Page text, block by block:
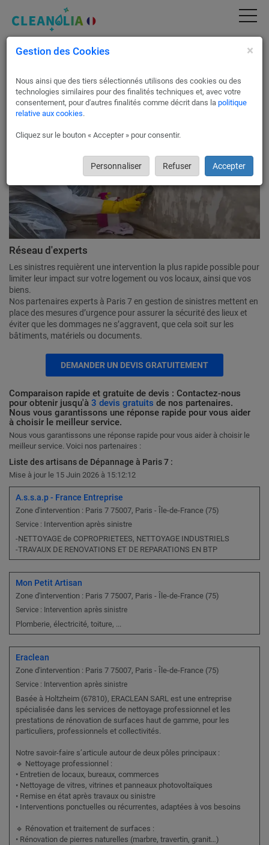
Intervention après sinistre à Paris 7 75007
Vous venez de subir un sinistre ?
Contactez Cleanolia France pour une intervention rapide.
Réseau d'experts
Les sinistres requièrent une intervention la plus rapide possible pour
limiter leur impact sur votre logement ou vos locaux, ainsi que vos
biens.
Nos partenaires experts à Paris 7 en gestion de sinistres mettent en
place des mesures d’urgence pour assurer la sécurité des lieux et
éviter que les dommages ne s’aggravent, que cela soit sur les
bâtiments, matériels ou documents.
DEMANDER UN DEVIS GRATUITEMENT
Comparaison rapide et gratuite de devis : Contactez-nous
pour obtenir jusqu'à 3 devis gratuits de nos partenaires.
Nous vous garantissons une réponse rapide pour vous aider
à choisir le meilleur service.
Nous vous garantissons une réponse rapide pour vous aider à choisir le
meilleur service. Voici nos partenaires :
Liste des artisans de Dépannage à Paris 7 :
Mise à jour le 15 Juin 2026 à 15:12:12
A.s.s.a.p - France Entreprise
Zone d'intervention : Paris 7 75007, Paris - Île-de-France (75)
Service : Intervention après sinistre
-NETTOYAGE de COPROPRIETEES, NETTOYAGE INDUSTRIELS
-TRAVAUX DE RENOVATIONS ET DE REPARATIONS EN BTP
Mon Petit Artisan
Zone d'intervention : Paris 7 75007, Paris - Île-de-France (75)
Service : Intervention après sinistre
Plomberie, électricité, toiture, ...
Eraclean
Zone d'intervention : Paris 7 75007, Paris - Île-de-France (75)
Service : Intervention après sinistre
Basée à Holtzheim (67810), ERACLEAN SARL est une entreprise
spécialisée dans les services de nettoyage professionnel et les
prestations de rénovation de surfaces haut de gamme, pour les
particuliers, professionnels et collectivités.
Notre savoir-faire s’articule autour de deux pôles principaux :
🔹 Nettoyage professionnel :
• Entretien de locaux, bureaux, commerces
• Nettoyage de vitres, vitrines et panneaux photovoltaïques
• Remise en état après travaux ou sinistre
• Interventions ponctuelles ou récurrentes, adaptées à vos besoins
🔹 Rénovation et traitement de surfaces :
• Rénovation de pierres naturelles (marbre, travertin, granit…)
Gestion des Cookies ×
Nous ainsi que des tiers sélectionnés utilisons des cookies ou des
technologies similaires pour des finalités techniques et, avec votre
consentement, pour d'autres finalités comme décrit dans la politique
relative aux cookies.
Cliquez sur le bouton « Accepter » pour consentir.
Personnaliser Refuser Accepter